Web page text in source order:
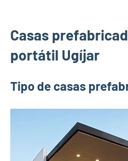
Casas
portátil Ugíjar
Tipo de casas